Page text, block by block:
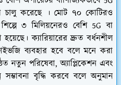
চালু করেছে । মোট ৭০ কোটিরও
৩ মিলিয়নেরও বেশি 5G বা
ক্যারিয়ারের দ্রুত বর্ধনশীল
ব্যবহার হবে বলে মনে করা
নতুন পরিষেবা, অ্যাপ্লিকেশন এবং
বৃদ্ধি করবে বলে অনুমান